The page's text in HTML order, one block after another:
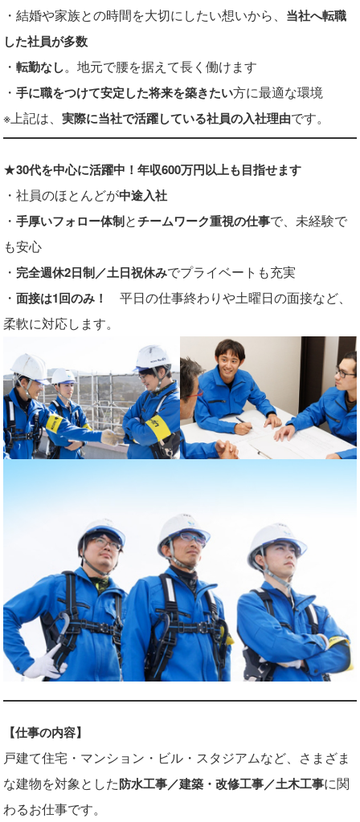
・結婚や家族との時間を大切にしたい想いから、 当社へ転職
した社員が多数
・ 転勤なし。地元で腰を据えて長く働けます
・ 手に職をつけて安定した将来を築きたい方に最適な環境
※上記は、 実際に当社で活躍している社員の入社理由です。
★30代を中心に活躍中！年収600万円以上も目指せます
・社員のほとんどが中途入社
・ 手厚いフォロー体制とチームワーク重視の仕事で、未経験で
も安心
・ 完全週休2日制／土日祝休みでプライベートも充実
・ 面接は1回のみ！
平日の仕事終わりや土曜日の面接など、
柔軟に対応します。
【仕事の内容】
戸建て住宅・マンション・ビル・スタジアムなど、さまざま
な建物を対象とした防水工事／建築・改修工事／土木工事に関
わるお仕事です。